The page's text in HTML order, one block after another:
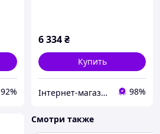
92%
6 334₴
Купить
Інтернет-магазин "Запчастини до авто і не тільки" 98%
Смотри также